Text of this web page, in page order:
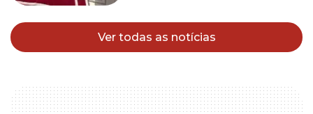
Ver todas as notícias